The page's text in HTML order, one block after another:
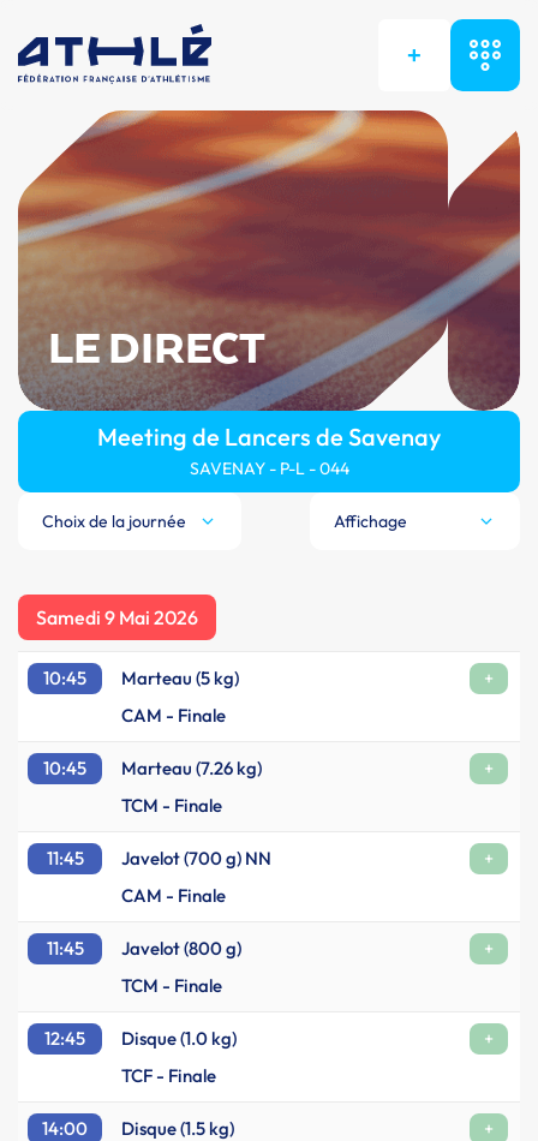
+
LE DIRECT
Meeting de Lancers de Savenay
SAVENAY - P-L - 044
Choix de la journée Affichage
Samedi 9 Mai 2026
10:45 Marteau (5 kg)
+
CAM - Finale
10:45 Marteau (7.26 kg)
+
TCM - Finale
11:45 Javelot (700 g) NN
+
CAM - Finale
11:45 Javelot (800 g)
+
TCM - Finale
12:45 Disque (1.0 kg)
+
TCF - Finale
14:00 Disque (1.5 kg)
+